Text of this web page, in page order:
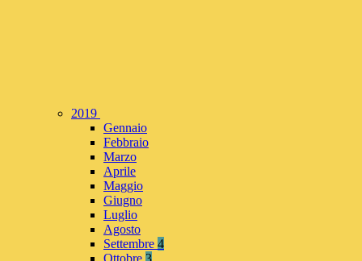
2019
Gennaio
Febbraio
Marzo
Aprile
Maggio
Giugno
Luglio
Agosto
Settembre 4